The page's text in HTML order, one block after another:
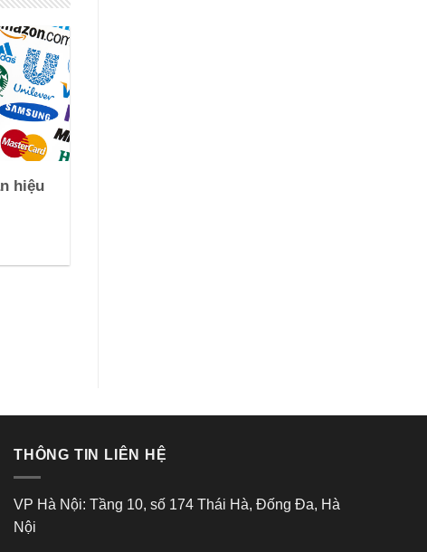
hiệu
THÔNG TIN LIÊN HỆ
VP Hà Nội: Tầng 10, số 174 Thái Hà, Đống Đa, Hà
Nội